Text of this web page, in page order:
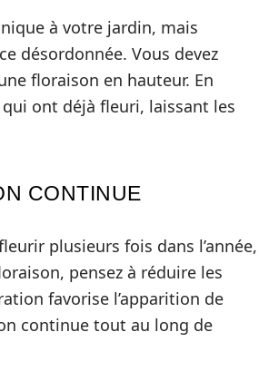
à votre jardin, mais
désordonnée. Vous devez
floraison en hauteur. En
ont déjà fleuri, laissant les
CONTINUE
plusieurs fois dans l’année,
pensez à réduire les
favorise l’apparition de
continue tout au long de